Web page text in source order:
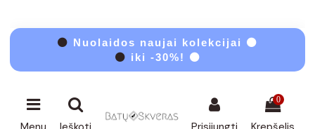
⚫ Nuolaidos naujai kolekcijai ⚫
⚫ iki -30%! ⚫
0